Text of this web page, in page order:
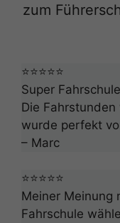
zum
⭐⭐⭐⭐⭐
Super
Die
wurde perfekt
– Marc
⭐⭐⭐⭐⭐
Meiner Meinung
Fahrschule